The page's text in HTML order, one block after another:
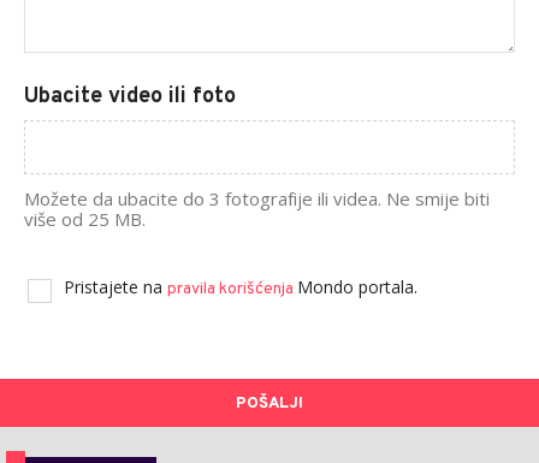
Ubacite video ili foto
Možete da ubacite do 3 fotografije ili videa. Ne smije biti
više od 25 MB.
Pristajete na pravila korišćenja Mondo portala.
POŠALJI